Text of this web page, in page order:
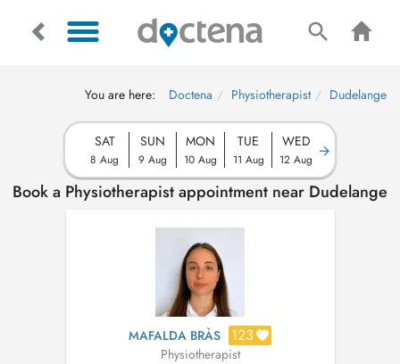
You are here: Doctena Physiotherapist Dudelange
SAT
8 Aug
SUN
9 Aug
MON
10 Aug
TUE
11 Aug
WED
12 Aug
Book a Physiotherapist appointment near Dudelange
MAFALDA BRÀS 123
Physiotherapist